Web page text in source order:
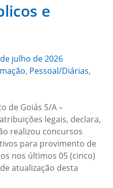
e
julho de 2026
, Pessoal/Diárias,
de Goiás S/A –
legais, declara,
realizou concursos
para provimento de
nos últimos 05 (cinco)
atualização desta